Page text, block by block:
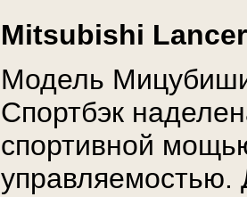
Mitsubishi
Модель
Спортбэк
спортивной